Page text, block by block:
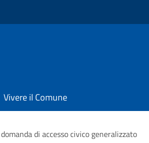
Vivere il Comune
di accesso civico generalizzato